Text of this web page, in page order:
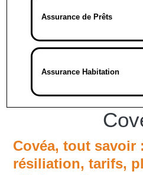
Assurance de Prêts
Assurance Habitation
Covéa, tout savoir
résiliation, tarifs,